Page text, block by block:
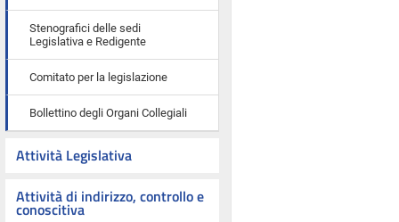
Stenografici delle sedi
Legislativa e Redigente
Comitato per la legislazione
Bollettino degli Organi Collegiali
Attività Legislativa
Attività di indirizzo, controllo e
conoscitiva